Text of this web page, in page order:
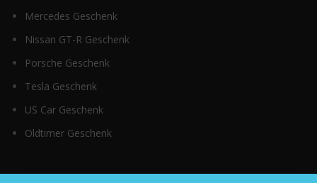
Mercedes Geschenk
Nissan GT-R Geschenk
Porsche Geschenk
Tesla Geschenk
US Car Geschenk
Oldtimer Geschenk